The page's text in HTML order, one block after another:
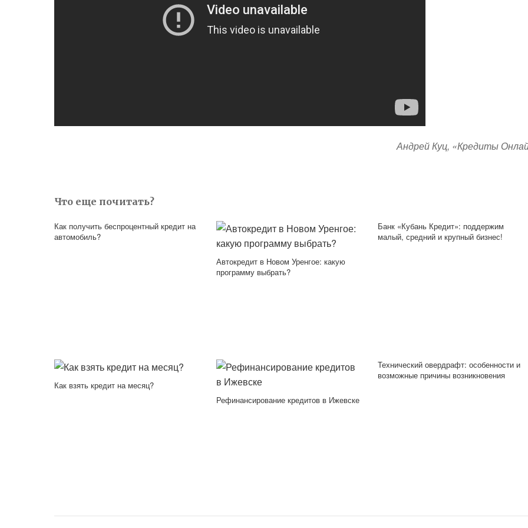
Андрей Куц, «Кредиты
Что еще почитать?
Как получить беспроцентный кредит на
автомобиль?
Автокредит в Новом Уренгое: какую
программу выбрать?
Банк «Кубань Кредит»: поддержим
малый, средний и крупный бизнес!
Как взять кредит на месяц?
Рефинансирование кредитов в Ижевске
Технический овердрафт: особенности и
возможные причины возникновения